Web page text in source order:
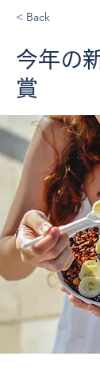
< Back
今年の
賞